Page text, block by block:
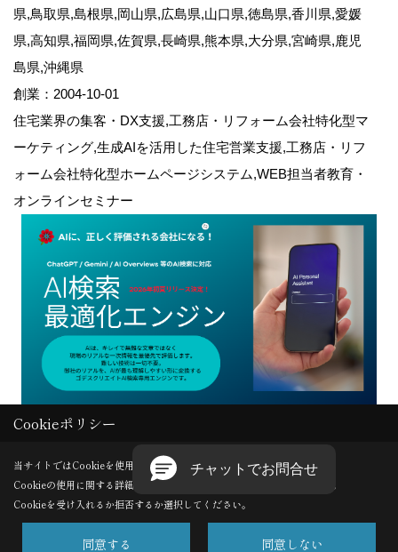
県,鳥取県,島根県,岡山県,広島県,山口県,徳島県,香川県,愛媛
県,高知県,福岡県,佐賀県,長崎県,熊本県,大分県,宮崎県,鹿児
島県,沖縄県
創業：2004-10-01
住宅業界の集客・DX支援,工務店・リフォーム会社特化型マ
ーケティング,生成AIを活用した住宅営業支援,工務店・リフ
ォーム会社特化型ホームページシステム,WEB担当者教育・
オンラインセミナー
Copyright (c) GODDESS CREATE. All Rights Reserved.
Produced byゴデスクリエイト
Cookieポリシー
当サイトではCookieを使用します。
Cookieの使用に関する詳細は 「プライバシーポリシー
」をご覧ください。
Cookieを受け入れるか拒否するか選択してください。
同意する 同意しない